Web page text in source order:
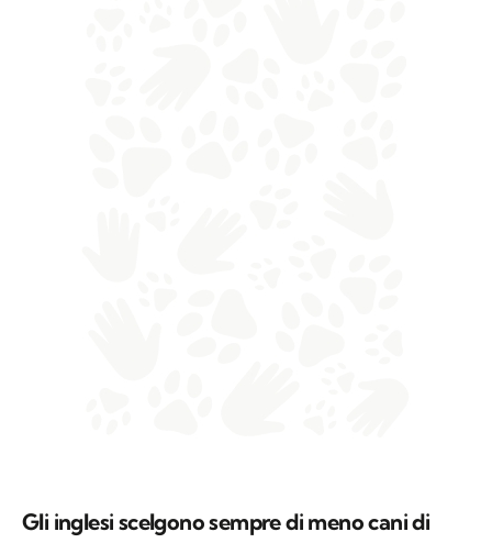
Gli inglesi scelgono sempre di meno cani di